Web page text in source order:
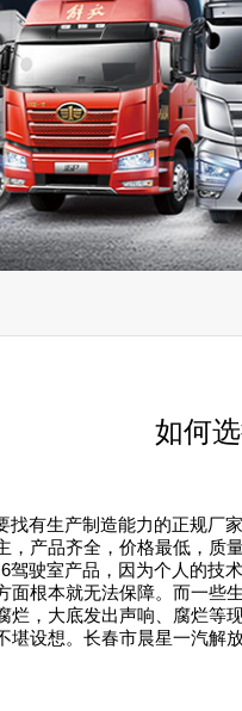
如何
有生产制造能力的正规厂
产品齐全，价格最低，质
驶室产品，因为个人的
根本就无法保障。而一
，大底发出声响、腐烂
设想。长春市晨星一汽